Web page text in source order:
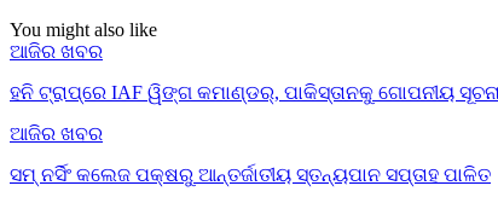
You might also like
ଆଜିର ଖବର
ହନି ଟ୍ରାପ୍‌ରେ IAF ୱିଙ୍ଗ କମାଣ୍ଡର୍, ପାକିସ୍ତାନକୁ ଗୋପନୀୟ
ଆଜିର ଖବର
ସମ୍ ନର୍ସିଂ କଲେଜ ପକ୍ଷରୁ ଆନ୍ତର୍ଜାତୀୟ ସ୍ତନ୍ୟପାନ ସପ୍ତାହ ପାଳିତ